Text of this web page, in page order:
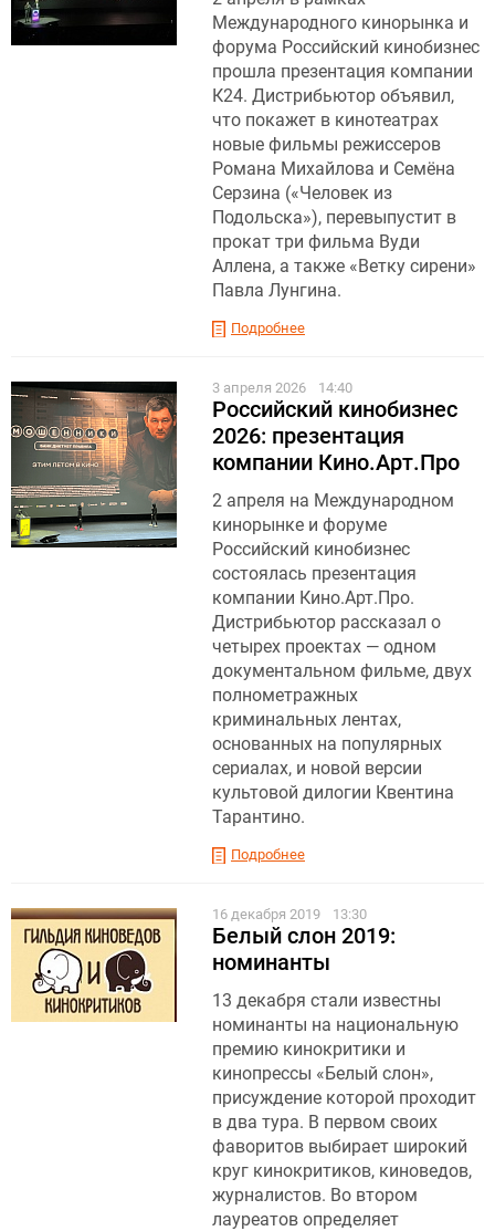
Международного кинорынка и
форума Российский кинобизнес
прошла презентация компании
К24. Дистрибьютор объявил,
что покажет в кинотеатрах
новые фильмы режиссеров
Романа Михайлова и Семёна
Серзина («Человек из
Подольска»), перевыпустит в
прокат три фильма Вуди
Аллена, а также «Ветку сирени»
Павла Лунгина.
Подробнее
3 апреля 2026 14:40
Российский кинобизнес
2026: презентация
компании Кино.Арт.Про
2 апреля на Международном
кинорынке и форуме
Российский кинобизнес
состоялась презентация
компании Кино.Арт.Про.
Дистрибьютор рассказал о
четырех проектах — одном
документальном фильме, двух
полнометражных
криминальных лентах,
основанных на популярных
сериалах, и новой версии
культовой дилогии Квентина
Тарантино.
Подробнее
16 декабря 2019 13:30
Белый слон 2019:
номинанты
13 декабря стали известны
номинанты на национальную
премию кинокритики и
кинопрессы «Белый слон»,
присуждение которой проходит
в два тура. В первом своих
фаворитов выбирает широкий
круг кинокритиков, киноведов,
журналистов. Во втором
лауреатов определяет